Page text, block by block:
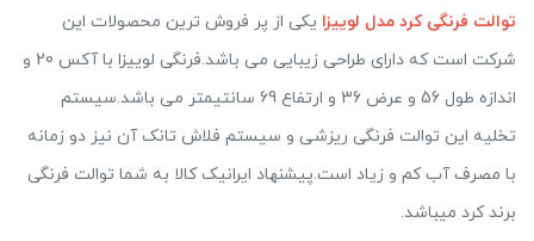
توالت فرنگی کرد مدل لوییزا یکی از پر فروش ترین محصولات این
شرکت است که دارای طراحی زیبایی می باشد.فرنگی لوییزا با آکس 20 و
اندازه طول 56 و عرض 36 و ارتفاع 69 سانتیمتر می باشد.سیستم
تخلیه این توالت فرنگی ریزشی و سیستم فلاش تانک آن نیز دو زمانه
با مصرف آب کم و زیاد است.پیشنهاد ایرانیک کالا به شما توالت فرنگی
برند کرد میباشد.